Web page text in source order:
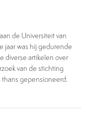
de Universiteit van
jaar was hij gedurende
diverse artikelen over
van de stichting
thans gepensioneerd.